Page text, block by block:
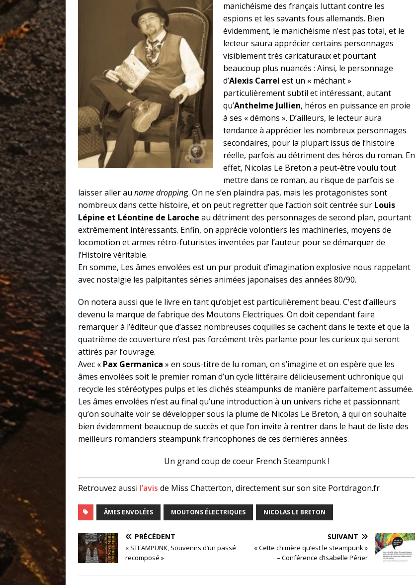
manichéisme des français luttant contre les
espions et les savants fous allemands. Bien
évidemment, le manichéisme n’est pas total, et le
lecteur saura apprécier certains personnages
visiblement très caricaturaux et pourtant
beaucoup plus nuancés : Ainsi, le personnage
d’Alexis Carrel est un « méchant »
particulièrement subtil et intéressant, autant
qu’Anthelme Jullien, héros en puissance en proie
à ses « démons ». D’ailleurs, le lecteur aura
tendance à apprécier les nombreux personnages
secondaires, pour la plupart issus de l’histoire
réelle, parfois au détriment des héros du roman. En
effet, Nicolas Le Breton a peut-être voulu tout
mettre dans ce roman, au risque de parfois se
laisser aller au name dropping. On ne s’en plaindra pas, mais les protagonistes sont
nombreux dans cette histoire, et on peut regretter que l’action soit centrée sur Louis
Lépine et Léontine de Laroche au détriment des personnages de second plan, pourtant
extrêmement intéressants. Enfin, on apprécie volontiers les machineries, moyens de
locomotion et armes rétro-futuristes inventées par l’auteur pour se démarquer de
l’Histoire véritable.
En somme, Les âmes envolées est un pur produit d’imagination explosive nous rappelant
avec nostalgie les palpitantes séries animées japonaises des années 80/90.
On notera aussi que le livre en tant qu’objet est particulièrement beau. C’est d’ailleurs
devenu la marque de fabrique des Moutons Electriques. On doit cependant faire
remarquer à l’éditeur que d’assez nombreuses coquilles se cachent dans le texte et que la
quatrième de couverture n’est pas forcément très parlante pour les curieux qui seront
attirés par l’ouvrage.
Avec « Pax Germanica » en sous-titre de lu roman, on s’imagine et on espère que les
âmes envolées soit le premier roman d’un cycle littéraire délicieusement uchronique qui
recycle les stéréotypes pulps et les clichés steampunks de manière parfaitement assumée.
Les âmes envolées n’est au final qu’une introduction à un univers riche et passionnant
qu’on souhaite voir se développer sous la plume de Nicolas Le Breton, à qui on souhaite
bien évidemment beaucoup de succès et que l’on invite à rentrer dans le haut de liste des
meilleurs romanciers steampunk francophones de ces dernières années.
Un grand coup de coeur French Steampunk !
Retrouvez aussi l’avis de Miss Chatterton, directement sur son site Portdragon.fr
ÂMES ENVOLÉES MOUTONS ÉLECTRIQUES NICOLAS LE BRETON
PRÉCÉDENT
« STEAMPUNK, Souvenirs d’un passé
recomposé »
SUIVANT
« Cette chimère qu’est le steampunk »
– Conférence d’Isabelle Périer